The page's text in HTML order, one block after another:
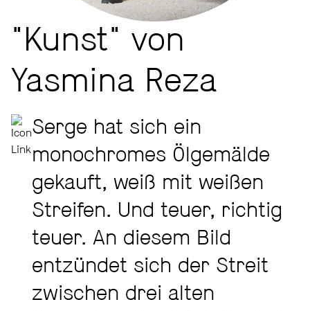
"Kunst" von
Yasmina Reza
Serge hat sich ein
monochromes Ölgemälde
gekauft, weiß mit weißen
Streifen. Und teuer, richtig
teuer. An diesem Bild
entzündet sich der Streit
zwischen drei alten